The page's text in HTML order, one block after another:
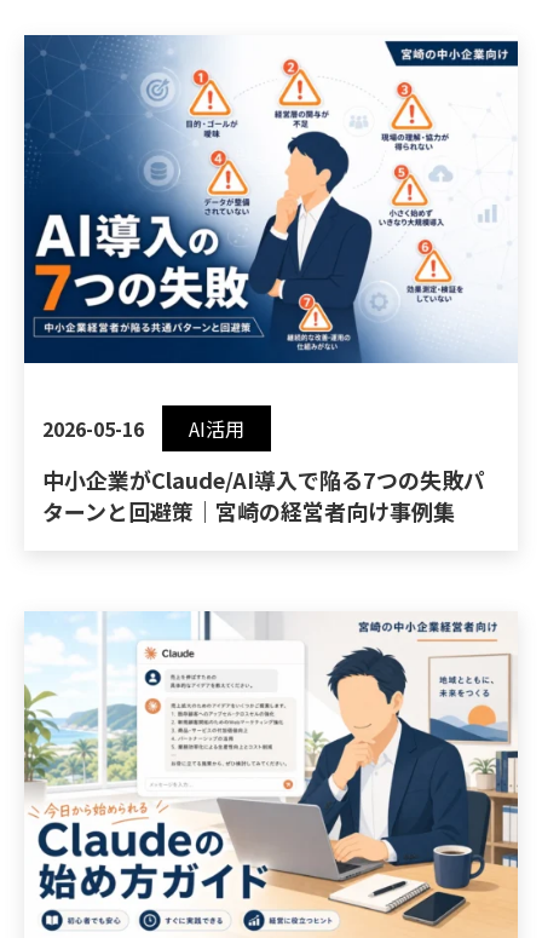
2026-05-16 AI活用
中小企業がClaude/AI導入で陥る7つの失敗パ
ターンと回避策｜宮崎の経営者向け事例集